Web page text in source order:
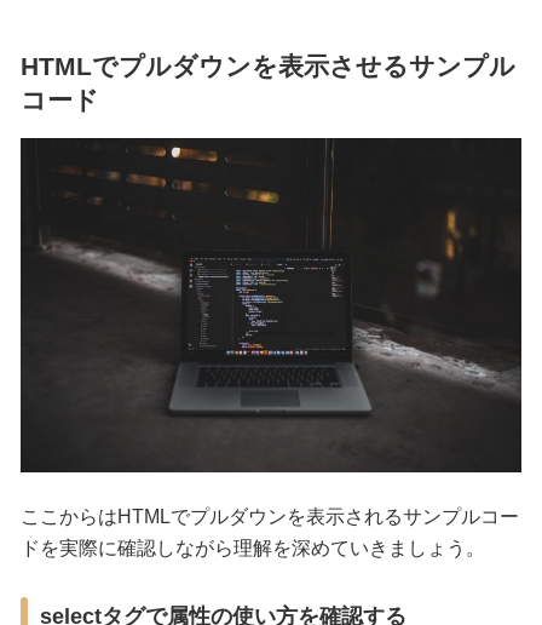
HTMLでプルダウンを表示させるサンプル
コード
ここからはHTMLでプルダウンを表示されるサンプルコー
ドを実際に確認しながら理解を深めていきましょう。
selectタグで属性の使い方を確認する